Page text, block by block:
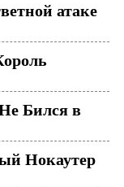
атаке
Бился в
Нокаутер